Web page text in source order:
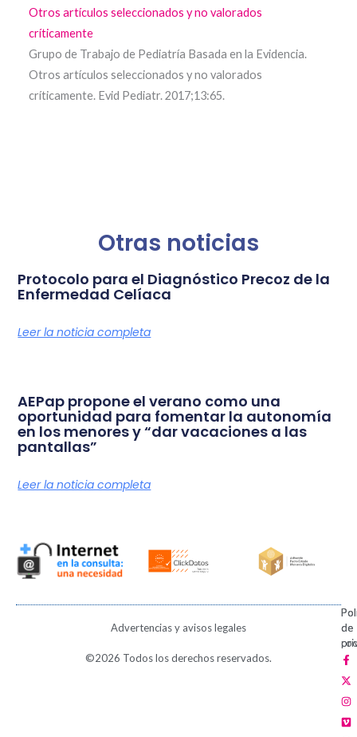
Otros artículos seleccionados y no valorados
críticamente
Grupo de Trabajo de Pediatría Basada en la Evidencia.
Otros artículos seleccionados y no valorados
críticamente. Evid Pediatr. 2017;13:65.
Otras noticias
Protocolo para el Diagnóstico Precoz de la
Enfermedad Celíaca
Leer la noticia completa
AEPap propone el verano como una
oportunidad para fomentar la autonomía
en los menores y “dar vacaciones a las
pantallas”
Leer la noticia completa
Advertencias y avisos legales
de
de
©2026 Todos los derechos reservados.
F
a
c
e
b
o
o
k
X
-
t
w
i
t
t
e
I
n
s
t
a
g
r
a
V
i
m
e
o
P
i
n
t
e
r
e
s